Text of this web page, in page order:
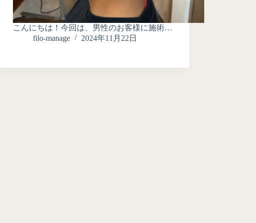
こんにちは！今回は、男性のお客様に施術…
filo-manage
2024年11月22日